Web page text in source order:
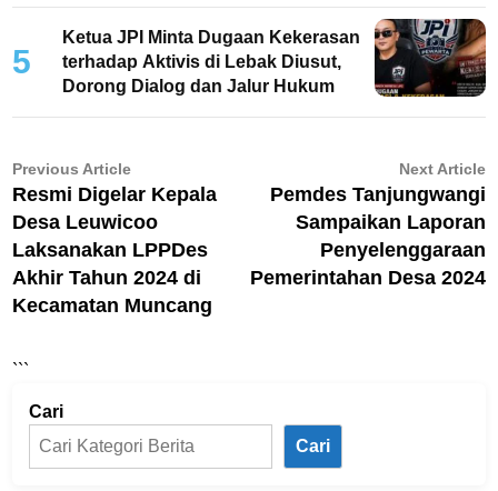
5
Ketua JPI Minta Dugaan Kekerasan
terhadap Aktivis di Lebak Diusut,
Dorong Dialog dan Jalur Hukum
Navigasi
pos
Previous ArticlePrevious
article:
Resmi Digelar Kepala
Desa Leuwicoo
Laksanakan LPPDes
Akhir Tahun 2024 di
Kecamatan Muncang
Next Article
Pemdes Tanjungwangi
Sampaikan Laporan
Penyelenggaraan
Pemerintahan Desa 2024
```
Cari
Cari